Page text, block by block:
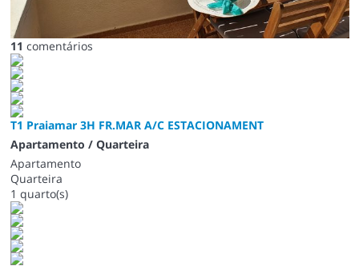
11 comentários
T1 Praiamar 3H FR.MAR A/C ESTACIONAMENT
Apartamento / Quarteira
Apartamento
Quarteira
1 quarto(s)